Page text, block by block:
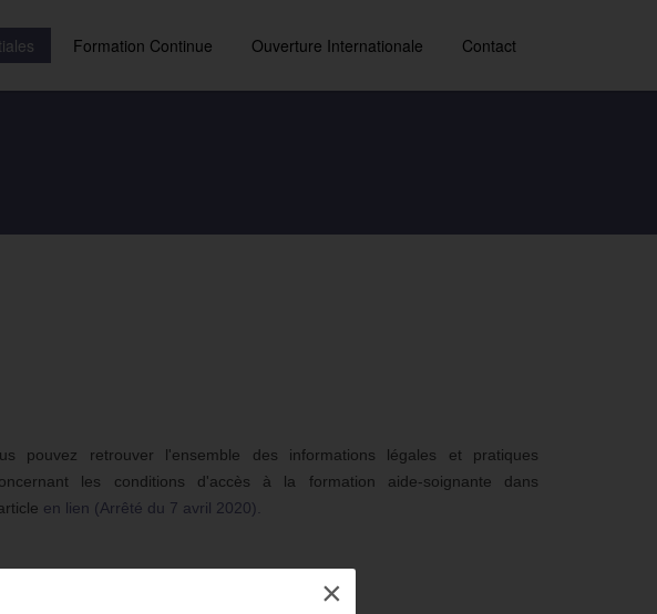
×
Formation Continue Ouverture Internationale Contact
pouvez retrouver l'ensemble des informations légales et pratiques
les conditions d'accès à la formation aide-soignante dans
en lien (Arrêté du 7 avril 2020).